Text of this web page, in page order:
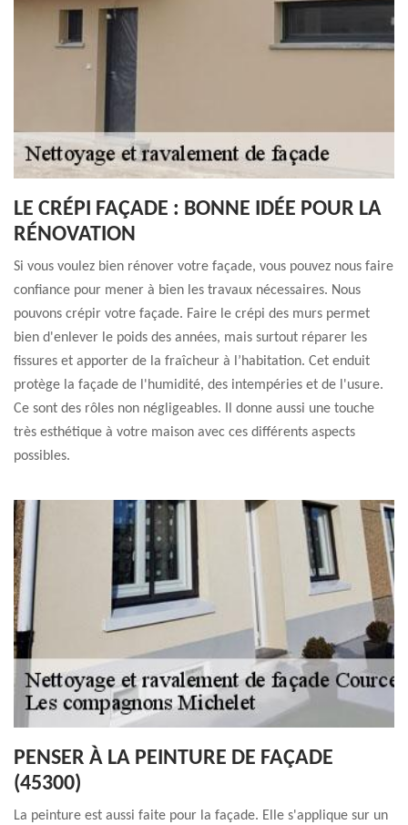
LE CRÉPI FAÇADE : BONNE IDÉE POUR LA
RÉNOVATION
Si vous voulez bien rénover votre façade, vous pouvez nous faire
confiance pour mener à bien les travaux nécessaires. Nous
pouvons crépir votre façade. Faire le crépi des murs permet
bien d'enlever le poids des années, mais surtout réparer les
fissures et apporter de la fraîcheur à l’habitation. Cet enduit
protège la façade de l'humidité, des intempéries et de l'usure.
Ce sont des rôles non négligeables. Il donne aussi une touche
très esthétique à votre maison avec ces différents aspects
possibles.
PENSER À LA PEINTURE DE FAÇADE
(45300)
La peinture est aussi faite pour la façade. Elle s'applique sur un